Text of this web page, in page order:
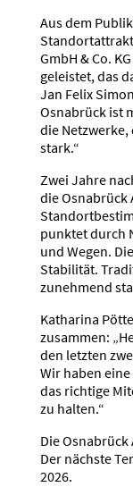
Aus dem
GmbH & Co.
geleistet, das
Jan Felix
Osnabrück ist
die
stark.“
Zwei Jahre
die Osnabrück
punktet durch
und Wegen.
Stabilität.
zunehmend
Katharina
zusammen:
den letzten
Wir haben
das richtige
zu halten.“
Die
Der nächste
2026.